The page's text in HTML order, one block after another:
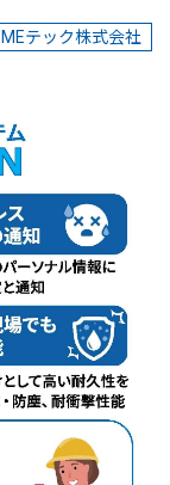
MEテック株式会社